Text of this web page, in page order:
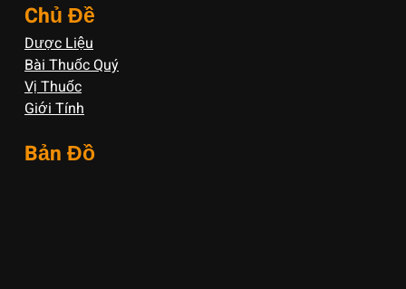
Chủ Đề
Dược Liệu
Bài Thuốc Quý
Vị Thuốc
Giới Tính
Bản Đồ